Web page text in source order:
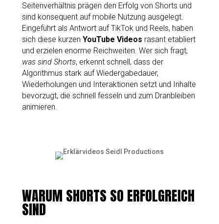
Seitenverhältnis prägen den Erfolg von Shorts und
sind konsequent auf mobile Nutzung ausgelegt.
Eingeführt als Antwort auf TikTok und Reels, haben
sich diese kurzen YouTube Videos rasant etabliert
und erzielen enorme Reichweiten. Wer sich fragt,
was sind Shorts, erkennt schnell, dass der
Algorithmus stark auf Wiedergabedauer,
Wiederholungen und Interaktionen setzt und Inhalte
bevorzugt, die schnell fesseln und zum Dranbleiben
animieren.
WARUM SHORTS SO ERFOLGREICH
SIND